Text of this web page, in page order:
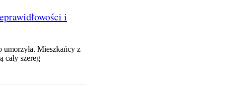
i
umorzyła. Mieszkańcy z
cały szereg